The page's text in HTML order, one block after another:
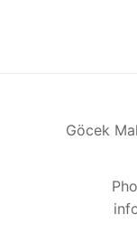
Göcek